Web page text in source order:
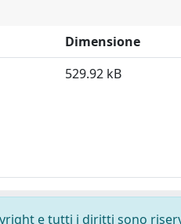
Dimensione
529.92 kB
e tutti i diritti sono